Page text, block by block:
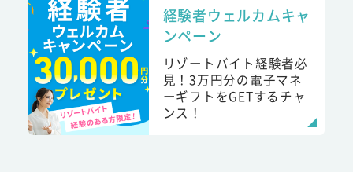
経験者ウェルカムキャ
ンペーン
リゾートバイト経験者必
見！3万円分の電子マネ
ーギフトをGETするチャ
ンス！